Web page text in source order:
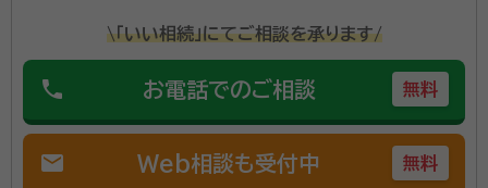
\「いい相続」にてご相談を承ります/
phone お電話でのご相談 無料
mail Web相談も受付中 無料